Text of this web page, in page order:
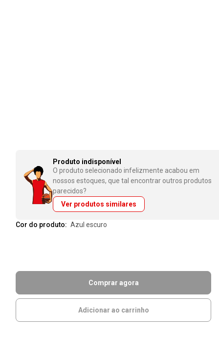
Produto indisponível
O produto selecionado infelizmente acabou em
nossos estoques, que tal encontrar outros produtos
parecidos?
Ver produtos similares
Cor do produto: azul escuro
Comprar agora
Adicionar ao carrinho